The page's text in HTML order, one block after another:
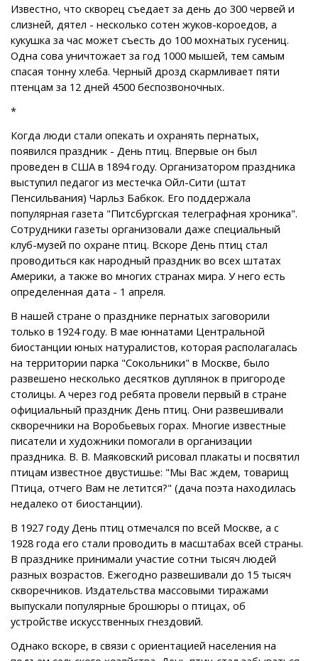
Известно, что скворец съедает за день до 300 червей и
слизней, дятел - несколько сотен жуков-короедов, а
кукушка за час может съесть до 100 мохнатых гусениц.
Одна сова уничтожает за год 1000 мышей, тем самым
спасая тонну хлеба. Черный дрозд скармливает пяти
птенцам за 12 дней 4500 беспозвоночных.
*
Когда люди стали опекать и охранять пернатых,
появился праздник - День птиц. Впервые он был
проведен в США в 1894 году. Организатором праздника
выступил педагог из местечка Ойл-Сити (штат
Пенсильвания) Чарльз Бабкок. Его поддержала
популярная газета "Питсбургская телеграфная хроника".
Сотрудники газеты организовали даже специальный
клуб-музей по охране птиц. Вскоре День птиц стал
проводиться как народный праздник во всех штатах
Америки, а также во многих странах мира. У него есть
определенная дата - 1 апреля.
В нашей стране о празднике пернатых заговорили
только в 1924 году. В мае юннатами Центральной
биостанции юных натуралистов, которая располагалась
на территории парка "Сокольники" в Москве, было
развешено несколько десятков дуплянок в пригороде
столицы. А через год ребята провели первый в стране
официальный праздник День птиц. Они развешивали
скворечники на Воробьевых горах. Многие известные
писатели и художники помогали в организации
праздника. В. В. Маяковский рисовал плакаты и посвятил
птицам известное двустишье: "Мы Вас ждем, товарищ
Птица, отчего Вам не летится?" (дача поэта находилась
недалеко от биостанции).
В 1927 году День птиц отмечался по всей Москве, а с
1928 года его стали проводить в масштабах всей страны.
В празднике принимали участие сотни тысяч людей
разных возрастов. Ежегодно развешивали до 15 тысяч
скворечников. Издательства массовыми тиражами
выпускали популярные брошюры о птицах, об
устройстве искусственных гнездовий.
Однако вскоре, в связи с ориентацией населения на